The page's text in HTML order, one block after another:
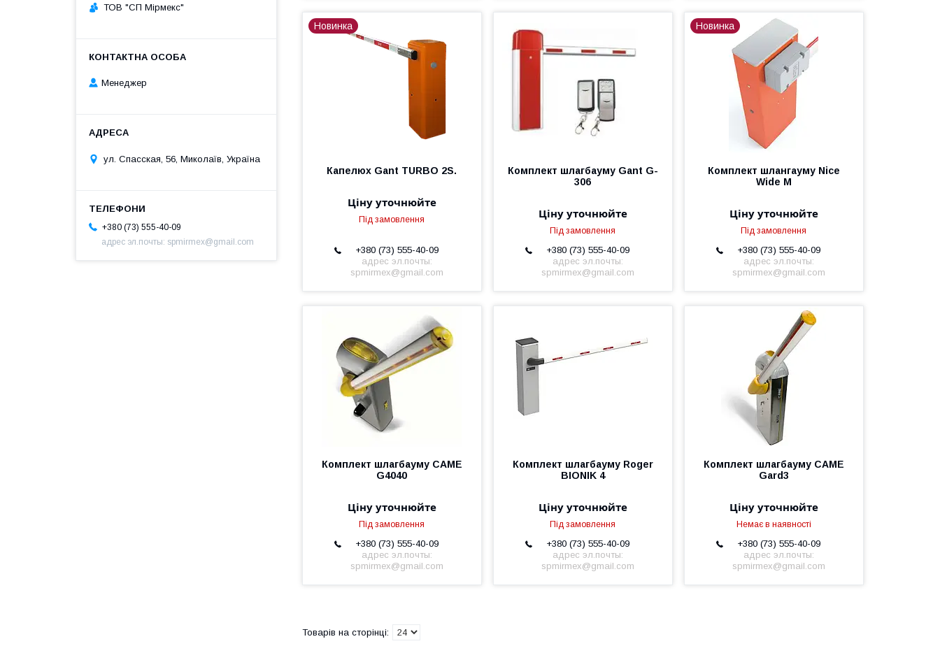
Новинка
Капелюх Gant TURBO 2S.
Ціну уточнюйте
Під замовлення
+380 (73) 555-40-09
адрес эл.почты:
spmirmex@gmail.com
Комплект шлагбауму Gant G-
306
Ціну уточнюйте
Під замовлення
+380 (73) 555-40-09
адрес эл.почты:
spmirmex@gmail.com
Новинка
Комплект шлангауму Nice
Wide M
Ціну уточнюйте
Під замовлення
+380 (73) 555-40-09
адрес эл.почты:
spmirmex@gmail.com
Комплект шлагбауму CAME
G4040
Ціну уточнюйте
Під замовлення
+380 (73) 555-40-09
адрес эл.почты:
spmirmex@gmail.com
Комплект шлагбауму Roger
BIONIK 4
Ціну уточнюйте
Під замовлення
+380 (73) 555-40-09
адрес эл.почты:
spmirmex@gmail.com
Комплект шлагбауму CAME
Gard3
Ціну уточнюйте
Немає в наявності
+380 (73) 555-40-09
адрес эл.почты:
spmirmex@gmail.com
ТОВ "СП Мірмекс"
Менеджер
ул. Спасская, 56, Миколаїв, Україна
+380 (73) 555-40-09
адрес эл.почты: spmirmex@gmail.com